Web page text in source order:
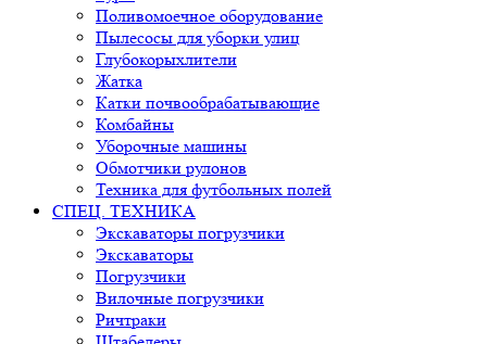
Поливомоечное оборудование
Пылесосы для уборки улиц
Глубокорыхлители
Жатка
Катки почвообрабатывающие
Комбайны
Уборочные машины
Обмотчики рулонов
Техника для футбольных полей
СПЕЦ. ТЕХНИКА
Экскаваторы погрузчики
Экскаваторы
Погрузчики
Вилочные погрузчики
Ричтраки